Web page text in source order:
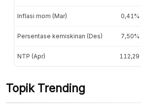
Inflasi mom (Mar) 0,41%
Persentase kemiskinan (Des) 7,50%
NTP (Apr) 112,29
Topik Trending